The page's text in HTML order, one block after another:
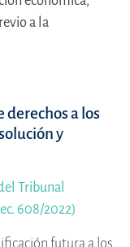
a la
derechos a los
y
Tribunal
608/2022)
futura a los